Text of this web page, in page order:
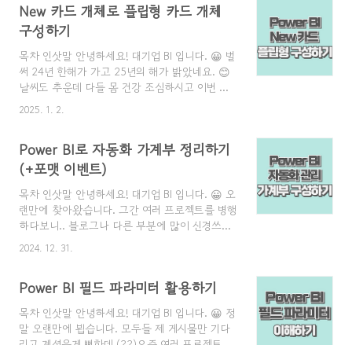
기/실기 특강으로블로그 글 게시가 늦었습니다.​
또한 요즘에는 "BI 쉽게 알려주는 남자" 예명으로
Youtube 채널을 운영하게 되었고,그러다 보니 블
로그 관리가 조금 소홀해졌네요 😂유튜브 시작
계기유튜브 채널을 시작하게 된 계기는,​이번
Power BI 해커스 HRD, 경영정보 시각화 필기/실
기 강의를 진행하면서유튜브를 통해 다양한 분들
New 카드 개체로 플립형 카드 개체
구성하기
목차 인삿말 안녕하세요! 대기업 BI 입니다. 😀 벌
써 24년 한해가 가고 25년의 해가 밝았네요. 😊
날씨도 추운데 다들 몸 건강 조심하시고 이번 한
해 동안에도 항상 행복하고 건강하시길 바라겠습
개체 구성하기입니다-! 우선 이번 컨텐츠는 저도
유튜브를 보다보니 아주 좋은 컨텐츠 인 것 같고,
어떤식으로 활용하면 좋을지 응용해보는 부분들
도 저 나름대로 가져와 봤습니다. 그럼 바로 본
론으로 들어가볼까요-? 결과물 미리보기
https://www.youtube.com/watch?
v=ewrvI6ZihQw&t=2s 먼저 제가 제일 좋아하는
2025. 1. 2.
Power BI로 자동화 가계부 정리하기
(+포맷 이벤트)
목차 인삿말 안녕하세요! 대기업 BI 입니다. 😀 오
랜만에 찾아왔습니다. 그간 여러 프로젝트를 병행
하다보니.. 블로그나 다른 부분에 많이 신경쓰지
못했는데25년에는 Power BI를 활용한 다양한 사
례들을 통해 200% 이상 프로세스 효율화를 달
예정이니 그때도 자주 찾아와주시면 감사하겠습
니다. 😊 그럼 바로 본론으로 들어가서 Power BI
를 이용해 가계부 관리 자동화하기 진행해보도록
하겠습니다-!Power BI 가계부 포맷 구성하기먼저
2024. 12. 31.
Power BI 필드 파라미터 활용하기
목차 인삿말 안녕하세요! 대기업 BI 입니다. 😀 정
말 오랜만에 뵙습니다. 모두들 제 게시물만 기다